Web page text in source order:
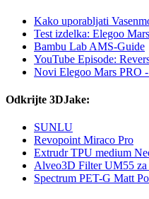
Kako uporabljati
Test izdelka: Elegoo
Bambu Lab AMS-Guide
YouTube Episode:
Novi Elegoo Mars PRO
Odkrijte 3DJake:
SUNLU
Revopoint Miraco Pro
Extrudr TPU medium
Alveo3D Filter UM55
Spectrum PET-G Matt